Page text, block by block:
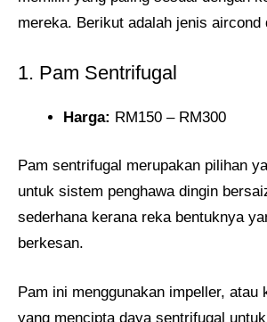
mereka. Berikut adalah jenis aircond
1. Pam Sentrifugal
Harga: RM150 – RM300
Pam sentrifugal merupakan pilihan
untuk sistem penghawa dingin
sederhana kerana reka bentuknya
berkesan.
Pam ini menggunakan impeller, atau
yang mencipta daya sentrifugal